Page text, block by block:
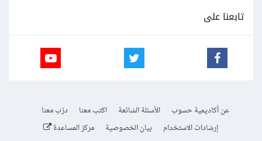
تابعنا على
عن أكاديمية حسوب الأسئلة الشائعة اكتب معنا
درّب معنا
إرشادات الاستخدام
بيان الخصوصية مركز المساعدة